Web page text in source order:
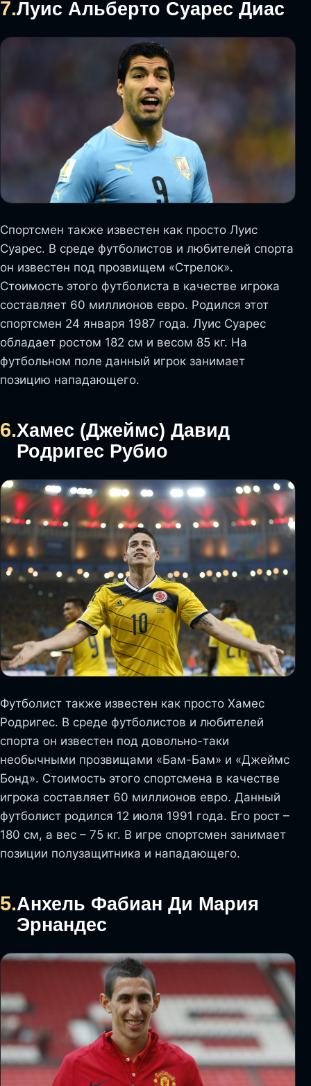
7.Луис Альберто Суарес Диас
Спортсмен также известен как просто Луис
Суарес. В среде футболистов и любителей спорта
он известен под прозвищем «Стрелок».
Стоимость этого футболиста в качестве игрока
составляет 60 миллионов евро. Родился этот
спортсмен 24 января 1987 года. Луис Суарес
обладает ростом 182 см и весом 85 кг. На
футбольном поле данный игрок занимает
позицию нападающего.
6.Хамес (Джеймс) Давид
Родригес Рубио
Футболист также известен как просто Хамес
Родригес. В среде футболистов и любителей
спорта он известен под довольно-таки
необычными прозвищами «Бам-Бам» и «Джеймс
Бонд». Стоимость этого спортсмена в качестве
игрока составляет 60 миллионов евро. Данный
футболист родился 12 июля 1991 года. Его рост –
180 см, а вес – 75 кг. В игре спортсмен занимает
позиции полузащитника и нападающего.
5.Анхель Фабиан Ди Мария
Эрнандес